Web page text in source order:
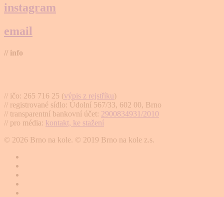
instagram
email
// info
// ičo: 265 716 25 (výpis z rejstříku)
// registrované sídlo: Údolní 567/33, 602 00, Brno
// transparentní bankovní účet: 2900834931/2010
// pro média: kontakt, ke stažení
© 2026 Brno na kole. © 2019 Brno na kole z.s.